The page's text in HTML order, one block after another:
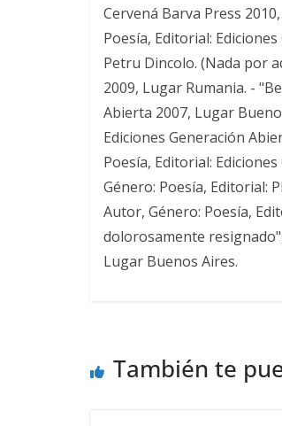
Cervená Barva Press
Poesía, Editorial:
Petru Dincolo. (Nada por
2009, Lugar Rumania. -
Abierta 2007, Lugar
Ediciones Generación
Poesía, Editorial:
Género: Poesía, Editorial:
Autor, Género: Poesía,
dolorosamente
Lugar Buenos Aires.
También te